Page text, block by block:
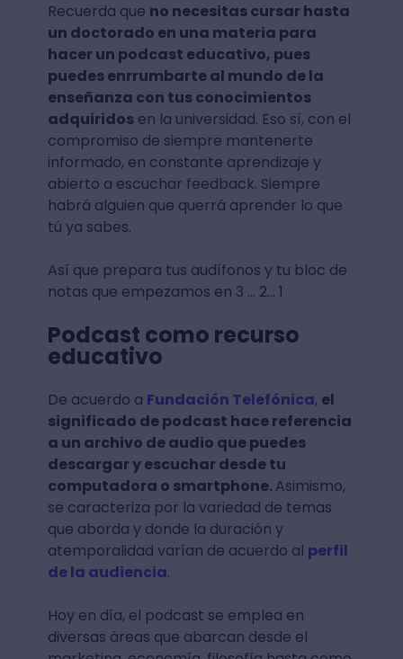
Recuerda que no necesitas cursar hasta
un doctorado en una materia para
hacer un podcast educativo, pues
puedes enrrumbarte al mundo de la
enseñanza con tus conocimientos
adquiridosen la universidad. Eso sí, con el
compromiso de siempre mantenerte
informado, en constante aprendizaje y
abierto a escuchar feedback. Siempre
habrá alguien que querrá aprender lo que
tú ya sabes.
Así que prepara tus audífonos y tu bloc de
notas que empezamos en 3 ... 2… 1
Podcast como recurso
educativo
De acuerdo a Fundación Telefónica, el
significado de podcast hace referencia
a un archivo de audio que puedes
descargar y escuchar desde tu
computadora o smartphone.Asimismo,
se caracteriza por la variedad de temas
que aborda y donde la duración y
atemporalidad varían de acuerdo al perfil
de la audiencia.
Hoy en día, el podcast se emplea en
diversas áreas que abarcan desde el